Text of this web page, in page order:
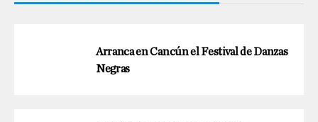
Arranca en Cancún el Festival de Danzas
Negras